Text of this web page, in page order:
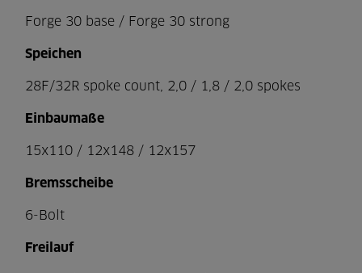
Forge 30 base / Forge 30 strong
Speichen
28F/32R spoke count, 2,0 / 1,8 / 2,0 spokes
Einbaumaße
15x110 / 12x148 / 12x157
Bremsscheibe
6-Bolt
Freilauf